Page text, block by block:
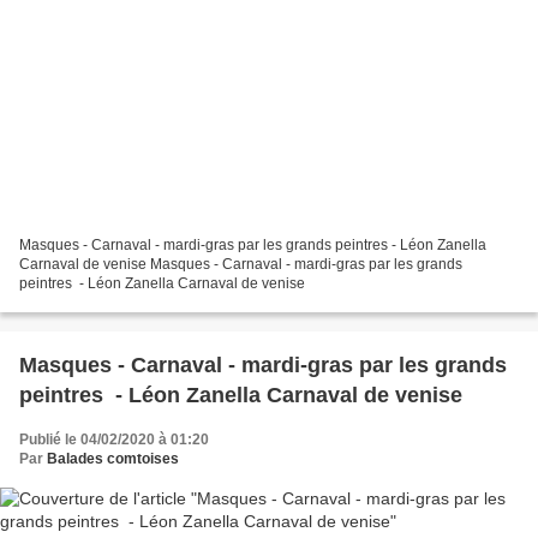
Masques - Carnaval - mardi-gras par les grands peintres - Léon Zanella
Carnaval de venise Masques - Carnaval - mardi-gras par les grands
peintres - Léon Zanella Carnaval de venise
Masques - Carnaval - mardi-gras par les grands
peintres - Léon Zanella Carnaval de venise
Publié le 04/02/2020 à 01:20
Par Balades comtoises